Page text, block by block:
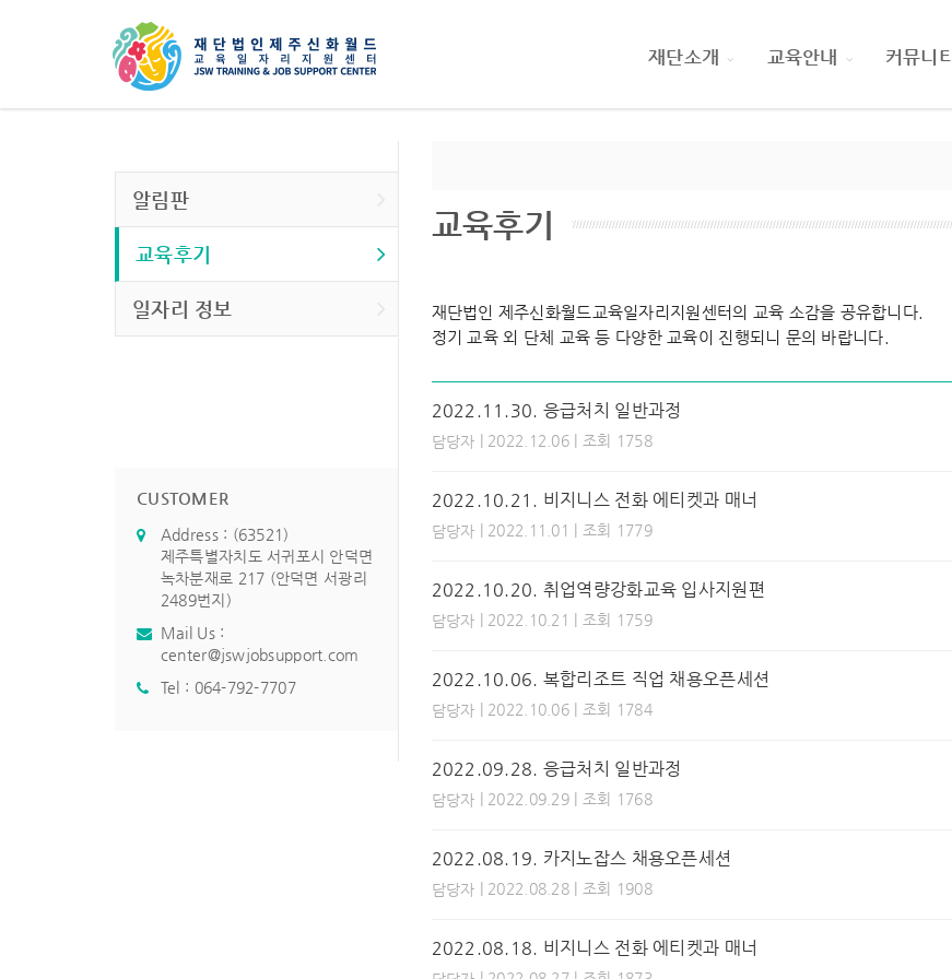
재단소개 교육안내 커뮤니티
알림판
교육후기
일자리 정보
CUSTOMER
Address : (63521)
제주특별자치도 서귀포시 안덕면
녹차분재로 217 (안덕면 서광리
2489번지)
Mail Us :
center@jswjobsupport.com
Tel : 064-792-7707
교육후기
재단법인 제주신화월드교육일자리지원센터의 교육 소감을 공유합니다.
정기 교육 외 단체 교육 등 다양한 교육이 진행되니 문의 바랍니다.
2022.11.30. 응급처치 일반과정
담당자 | 2022.12.06 | 조회 1758
2022.10.21. 비지니스 전화 에티켓과 매너
담당자 | 2022.11.01 | 조회 1779
2022.10.20. 취업역량강화교육 입사지원편
담당자 | 2022.10.21 | 조회 1759
2022.10.06. 복합리조트 직업 채용오픈세션
담당자 | 2022.10.06 | 조회 1784
2022.09.28. 응급처치 일반과정
담당자 | 2022.09.29 | 조회 1768
2022.08.19. 카지노잡스 채용오픈세션
담당자 | 2022.08.28 | 조회 1908
2022.08.18. 비지니스 전화 에티켓과 매너